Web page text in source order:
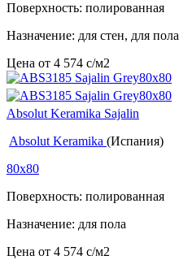
Поверхность: полированная
Назначение: для стен, для пола
Цена от 4 574 c/м2
Absolut Keramika Sajalin
Absolut Keramika (Испания)
80x80
Поверхность: полированная
Назначение: для пола
Цена от 4 574 c/м2